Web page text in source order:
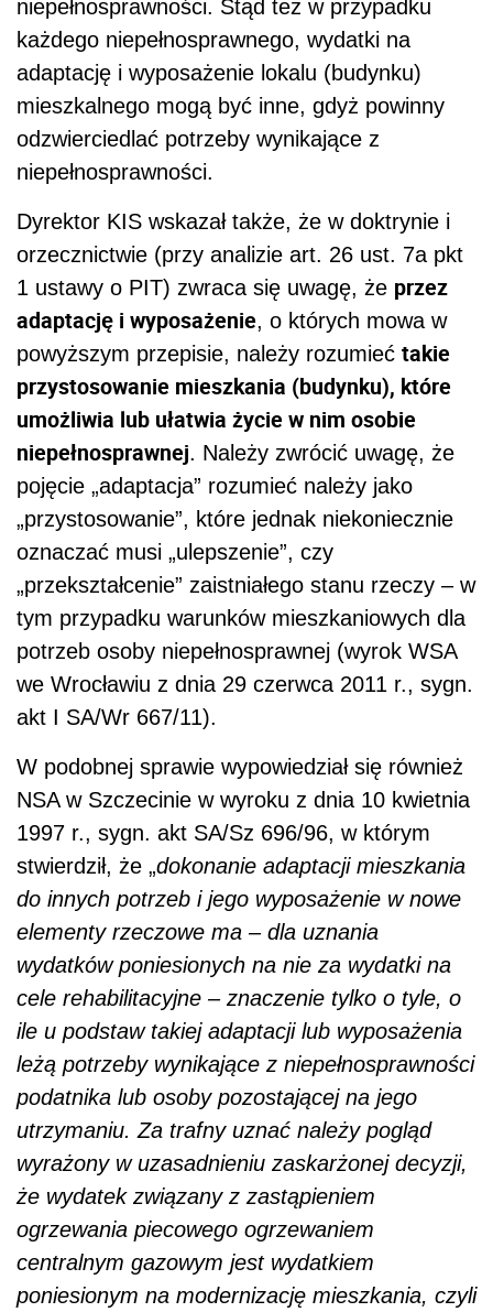
niepełnosprawności. Stąd też w przypadku
każdego niepełnosprawnego, wydatki na
adaptację i wyposażenie lokalu (budynku)
mieszkalnego mogą być inne, gdyż powinny
odzwierciedlać potrzeby wynikające z
niepełnosprawności.
Dyrektor KIS wskazał także, że w doktrynie i
orzecznictwie (przy analizie art. 26 ust. 7a pkt
1 ustawy o PIT) zwraca się uwagę, że przez
adaptację i wyposażenie, o których mowa w
powyższym przepisie, należy rozumieć takie
przystosowanie mieszkania (budynku), które
umożliwia lub ułatwia życie w nim osobie
niepełnosprawnej. Należy zwrócić uwagę, że
pojęcie „adaptacja” rozumieć należy jako
„przystosowanie”, które jednak niekoniecznie
oznaczać musi „ulepszenie”, czy
„przekształcenie” zaistniałego stanu rzeczy – w
tym przypadku warunków mieszkaniowych dla
potrzeb osoby niepełnosprawnej (wyrok WSA
we Wrocławiu z dnia 29 czerwca 2011 r., sygn.
akt I SA/Wr 667/11).
W podobnej sprawie wypowiedział się również
NSA w Szczecinie w wyroku z dnia 10 kwietnia
1997 r., sygn. akt SA/Sz 696/96, w którym
stwierdził, że „dokonanie adaptacji mieszkania
do innych potrzeb i jego wyposażenie w nowe
elementy rzeczowe ma – dla uznania
wydatków poniesionych na nie za wydatki na
cele rehabilitacyjne – znaczenie tylko o tyle, o
ile u podstaw takiej adaptacji lub wyposażenia
leżą potrzeby wynikające z niepełnosprawności
podatnika lub osoby pozostającej na jego
utrzymaniu. Za trafny uznać należy pogląd
wyrażony w uzasadnieniu zaskarżonej decyzji,
że wydatek związany z zastąpieniem
ogrzewania piecowego ogrzewaniem
centralnym gazowym jest wydatkiem
poniesionym na modernizację mieszkania, czyli